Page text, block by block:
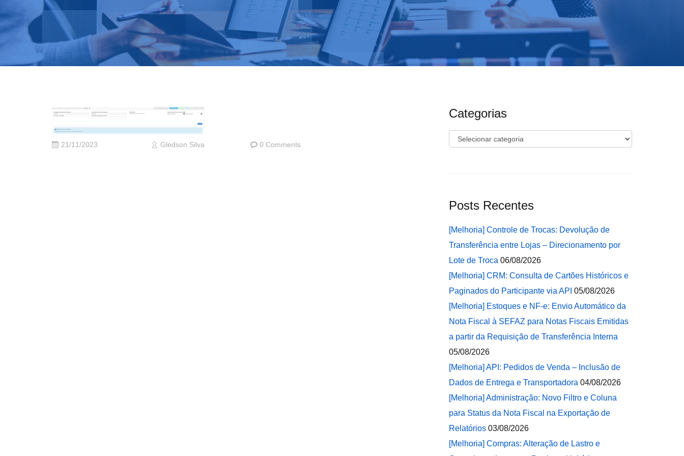
21/11/2023 Gledson Silva 0 Comments
Categorias
Categorias
Posts Recentes
[Melhoria] Controle de Trocas: Devolução de
Transferência entre Lojas – Direcionamento por
Lote de Troca 06/08/2026
[Melhoria] CRM: Consulta de Cartões Históricos e
Paginados do Participante via API 05/08/2026
[Melhoria] Estoques e NF-e: Envio Automático da
Nota Fiscal à SEFAZ para Notas Fiscais Emitidas
a partir da Requisição de Transferência Interna
05/08/2026
[Melhoria] API: Pedidos de Venda – Inclusão de
Dados de Entrega e Transportadora 04/08/2026
[Melhoria] Administração: Novo Filtro e Coluna
para Status da Nota Fiscal na Exportação de
Relatórios 03/08/2026
[Melhoria] Compras: Alteração de Lastro e